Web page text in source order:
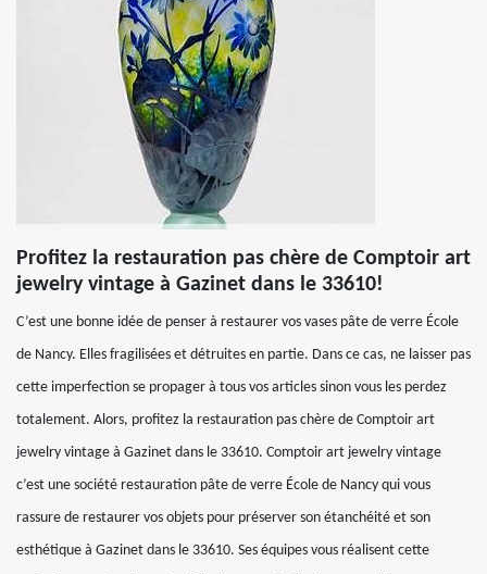
Profitez la restauration pas chère de Comptoir art
jewelry vintage à Gazinet dans le 33610!
C’est une bonne idée de penser à restaurer vos vases pâte de verre École
de Nancy. Elles fragilisées et détruites en partie. Dans ce cas, ne laisser pas
cette imperfection se propager à tous vos articles sinon vous les perdez
totalement. Alors, profitez la restauration pas chère de Comptoir art
jewelry vintage à Gazinet dans le 33610. Comptoir art jewelry vintage
c’est une société restauration pâte de verre École de Nancy qui vous
rassure de restaurer vos objets pour préserver son étanchéité et son
esthétique à Gazinet dans le 33610. Ses équipes vous réalisent cette